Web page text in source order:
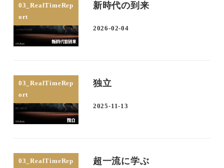
03_RealTimeRep
ort
新時代の到来
2026-02-04
03_RealTimeRep
ort
独立
2025-11-13
03_RealTimeRep
超一流に学ぶ